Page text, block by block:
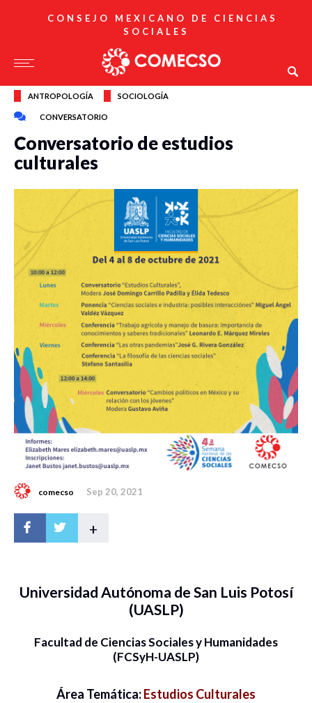
CONSEJO MEXICANO DE CIENCIAS
SOCIALES
ANTROPOLOGÍA SOCIOLOGÍA
CONVERSATORIO
Conversatorio de estudios
culturales
comecso Sep 20, 2021
+
Universidad Autónoma de San Luis Potosí
(UASLP)
Facultad de Ciencias Sociales y Humanidades
(FCSyH-UASLP)
Área Temática:Estudios Culturales